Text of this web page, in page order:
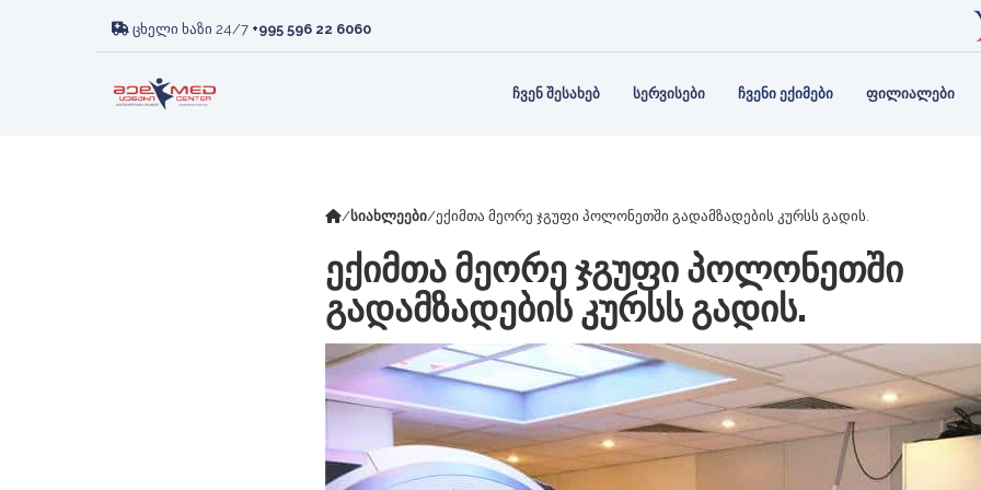
ცხელი ხაზი 24/7 +995 596 22 6060
ᲩᲕᲔᲜ ᲨᲔᲡᲐᲮᲔᲑ
ᲞᲐᲪᲘᲔᲜᲢᲘᲡ ᲣᲤᲚᲔᲑᲔᲑᲘ ᲓᲐ
ᲡᲔᲠᲕᲘᲡᲔᲑᲘ
ᲦᲕᲘᲫᲚᲘᲡ
ᲒᲐᲜᲧᲝᲤᲘᲚᲔᲑᲐ
ᲛᲐᲛᲝᲚᲝᲒᲘᲘᲡ
ᲩᲕᲔᲜᲘ ᲔᲥᲘᲛᲔᲑᲘ
ᲤᲘᲚᲘᲐᲚᲔᲑᲘ
ᲡᲠᲣᲚᲐᲓ
/სიახლეები/ექიმთა მეორე ჯგუფი პოლონეთში გადამზადების კურსს გადის.
ᲔᲥᲘᲛᲗᲐ ᲛᲔᲝᲠᲔ ᲯᲒᲣᲤᲘ ᲞᲝᲚᲝᲜᲔᲗᲨᲘ
ᲒᲐᲓᲐᲛᲖᲐᲓᲔᲑᲘᲡ ᲙᲣᲠᲡᲡ ᲒᲐᲓᲘᲡ.